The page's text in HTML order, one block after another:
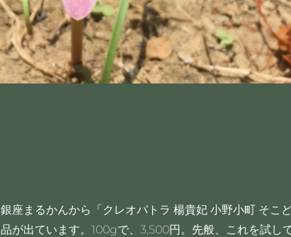
銀座まるかんから「クレオパトラ 楊貴妃 小野小町 そこ
品が出ています。100gで、3,500円。先般、これを試し